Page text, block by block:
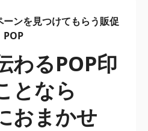
ンを見つけてもらう販促
POP
わるPOP印
となら
おまかせ